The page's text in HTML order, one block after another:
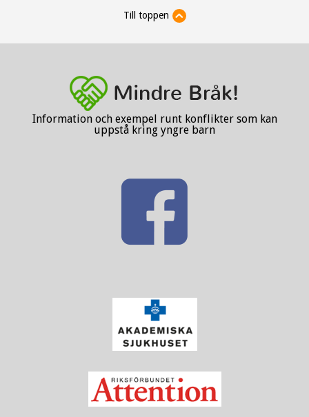
Till toppen
Information och exempel runt konflikter som kan
uppstå kring yngre barn